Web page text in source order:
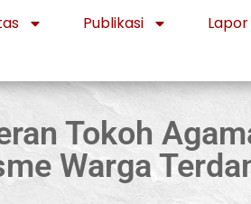
Publikasi
Tokoh
Warga